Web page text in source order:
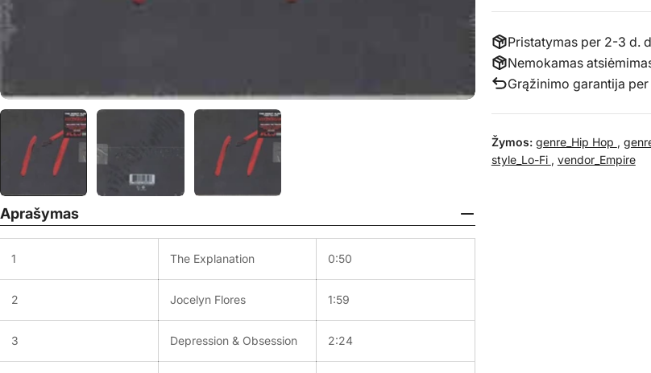
Aprašymas
1 The Explanation 0:50
2 Jocelyn Flores 1:59
3 Depression & Obsession 2:24
Pristatymas per 2-3 d.
Nemokamas
Grąžinimo garantija per
Žymos: genre_Hip Hop ,
style_Lo-Fi , vendor_Empire